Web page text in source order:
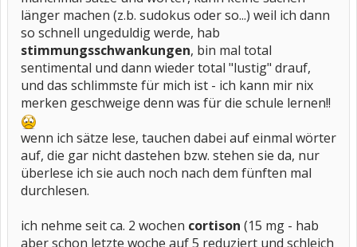
länger machen (z.b. sudokus oder so...) weil ich dann
so schnell ungeduldig werde, hab
stimmungsschwankungen, bin mal total
sentimental und dann wieder total "lustig" drauf,
und das schlimmste für mich ist - ich kann mir nix
merken geschweige denn was für die schule lernen!!
wenn ich sätze lese, tauchen dabei auf einmal wörter
auf, die gar nicht dastehen bzw. stehen sie da, nur
überlese ich sie auch noch nach dem fünften mal
durchlesen.
ich nehme seit ca. 2 wochen cortison (15 mg - hab
aber schon letzte woche auf 5 reduziert und schleich